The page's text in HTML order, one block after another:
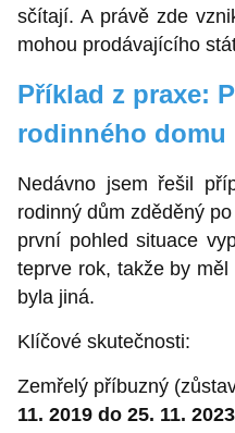
sčítají. A právě zde
mohou prodávajícího
Příklad z praxe:
rodinného domu
Nedávno jsem řešil
rodinný dům zděděný
první pohled situace
teprve rok, takže by
byla jiná.
Klíčové skutečnosti:
Zemřelý příbuzný
11. 2019 do 25. 11. 2023